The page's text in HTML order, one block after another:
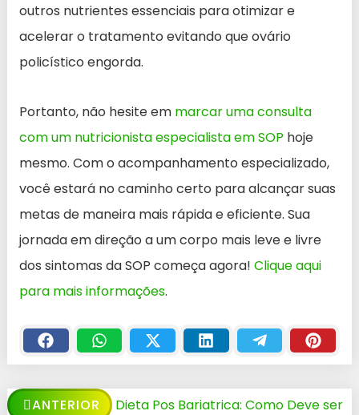
outros nutrientes essenciais para otimizar e
acelerar o tratamento evitando que ovário
policístico engorda.
Portanto, não hesite em marcar uma consulta
com um nutricionista especialista em SOP hoje
mesmo. Com o acompanhamento especializado,
você estará no caminho certo para alcançar suas
metas de maneira mais rápida e eficiente. Sua
jornada em direção a um corpo mais leve e livre
dos sintomas da SOP começa agora! Clique aqui
para mais informações.
ANTERIOR
Dieta Pos Bariatrica: Como Deve ser